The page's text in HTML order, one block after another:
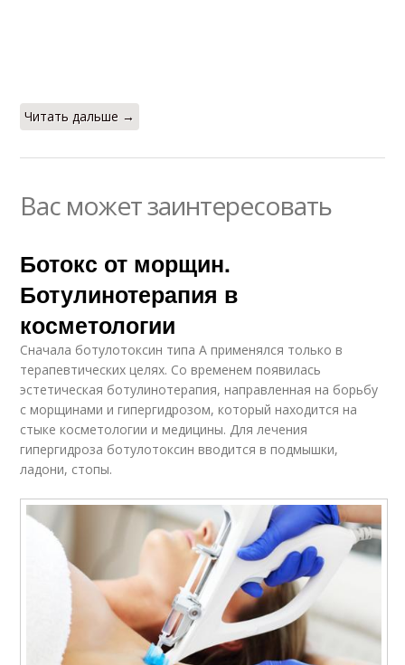
Читать дальше →
Вас может заинтересовать
Ботокс от морщин.
Ботулинотерапия в
косметологии
Сначала ботулотоксин типа А применялся только в
терапевтических целях. Со временем появилась
эстетическая ботулинотерапия, направленная на борьбу
с морщинами и гипергидрозом, который находится на
стыке косметологии и медицины. Для лечения
гипергидроза ботулотоксин вводится в подмышки,
ладони, стопы.